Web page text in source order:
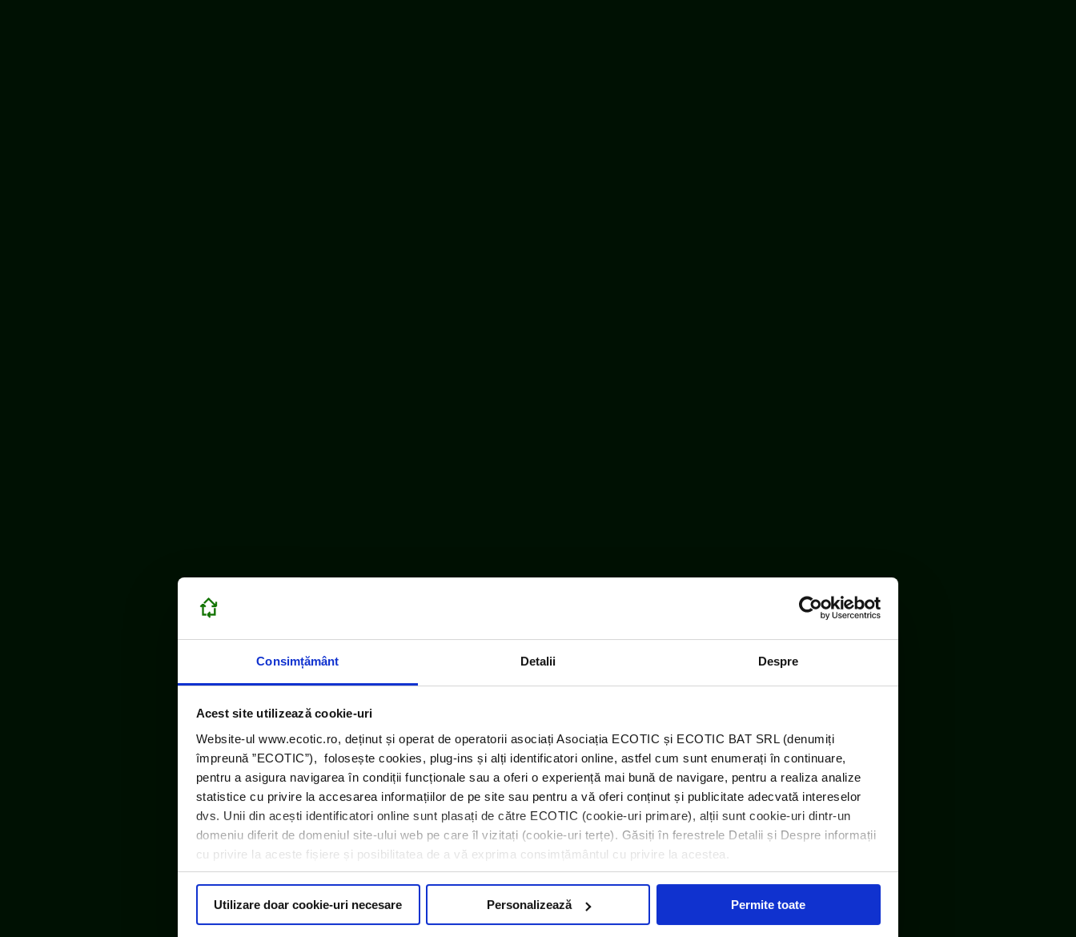
Consimțământ Detalii Despre
Acest site utilizează cookie-uri
Website-ul www.ecotic.ro, deținut și operat de operatorii asociați Asociația ECOTIC și ECOTIC BAT SRL (denumiți
împreună ”ECOTIC”), folosește cookies, plug-ins și alți identificatori online, astfel cum sunt enumerați în continuare,
pentru a asigura navigarea în condiții funcționale sau a oferi o experiență mai bună de navigare, pentru a realiza analize
statistice cu privire la accesarea informațiilor de pe site sau pentru a vă oferi conținut și publicitate adecvată intereselor
dvs. Unii din acești identificatori online sunt plasați de către ECOTIC (cookie-uri primare), alții sunt cookie-uri dintr-un
domeniu diferit de domeniul site-ului web pe care îl vizitați (cookie-uri terțe). Găsiți în ferestrele Detalii și Despre informații
cu privire la aceste fișiere și posibilitatea de a vă exprima consimțământul cu privire la acestea.
Utilizare doar cookie-uri necesare Personalizează Permite toate